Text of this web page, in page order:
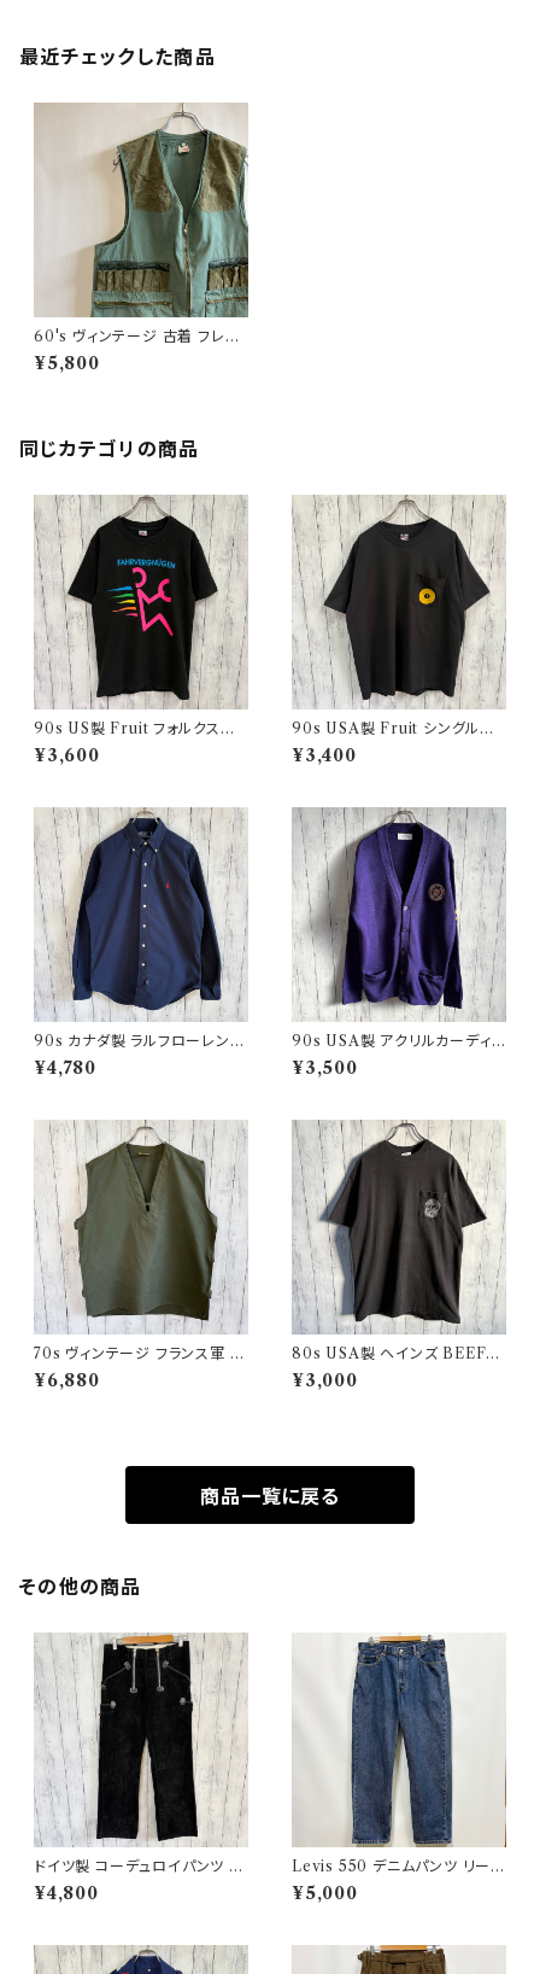
最近チェックした商品
60's ヴィンテージ 古着 フレン
チワーク ハンティングベスト ユ
ーロ ビンテージ
¥5,800
同じカテゴリの商品
90s US製 Fruit フォルクスワ
ーゲン シングルステッチTシャツ
ヴィンテージTシャツ アド 企業
¥3,600
90s USA製 Fruit シングルス
テッチTシャツ ポケットT scree
nstars ヴィンテージ
¥3,400
90s カナダ製 ラルフローレン
ボタンダウンシャツ Ralph Laur
en
¥4,780
90s USA製 アクリルカーディガ
ン レタード 紫 アメリカ製
¥3,500
70s ヴィンテージ フランス軍 G
AOベスト ミリタリーベスト ユ
ーロミリタリー
¥6,880
80s USA製 ヘインズ BEEFY
シングルステッチTシャツ ヴィン
テージTシャツ ポケT
¥3,000
商品一覧に戻る
その他の商品
ドイツ製 コーデュロイパンツ ワ
ークパンツ ユーロワーク
¥4,800
Levis 550 デニムパンツ リーバ
イス ワイドデニム 3
¥5,000